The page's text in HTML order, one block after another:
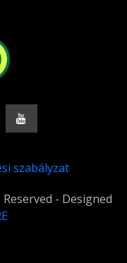
szabályzat
- Designed